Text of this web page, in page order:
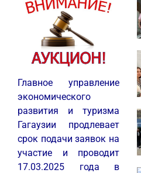
Главное управление
экономического
развития и туризма
Гагаузии продлевает
срок подачи заявок на
участие и проводит
17.03.2025 года в